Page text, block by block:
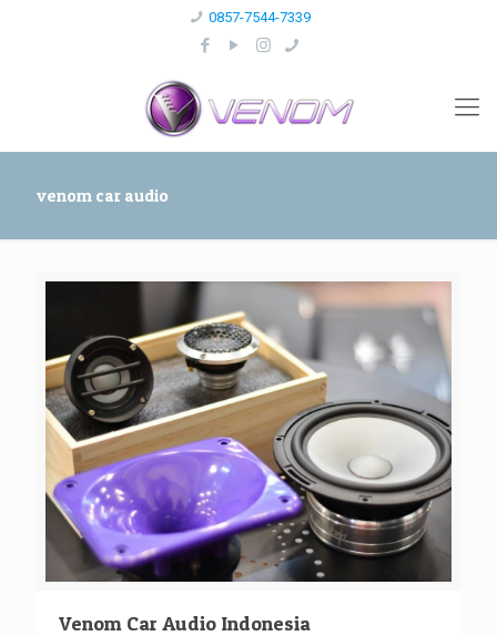
0857-7544-7339
venom car audio
Venom Car Audio Indonesia